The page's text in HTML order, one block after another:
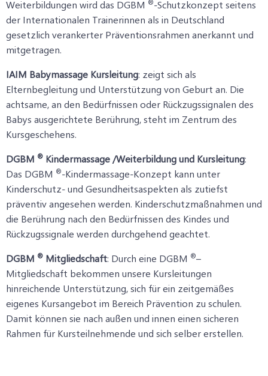
Weiterbildungen wird das DGBM ®-Schutzkonzept seitens
der Internationalen Trainerinnen als in Deutschland
gesetzlich verankerter Präventionsrahmen anerkannt und
mitgetragen.
IAIM Babymassage Kursleitung: zeigt sich als
Elternbegleitung und Unterstützung von Geburt an. Die
achtsame, an den Bedürfnissen oder Rückzugssignalen des
Babys ausgerichtete Berührung, steht im Zentrum des
Kursgeschehens.
DGBM ® Kindermassage /Weiterbildung und Kursleitung:
Das DGBM ®-Kindermassage-Konzept kann unter
Kinderschutz- und Gesundheitsaspekten als zutiefst
präventiv angesehen werden. Kinderschutzmaßnahmen und
die Berührung nach den Bedürfnissen des Kindes und
Rückzugssignale werden durchgehend geachtet.
DGBM ® Mitgliedschaft: Durch eine DGBM ®–
Mitgliedschaft bekommen unsere Kursleitungen
hinreichende Unterstützung, sich für ein zeitgemäßes
eigenes Kursangebot im Bereich Prävention zu schulen.
Damit können sie nach außen und innen einen sicheren
Rahmen für Kursteilnehmende und sich selber erstellen.